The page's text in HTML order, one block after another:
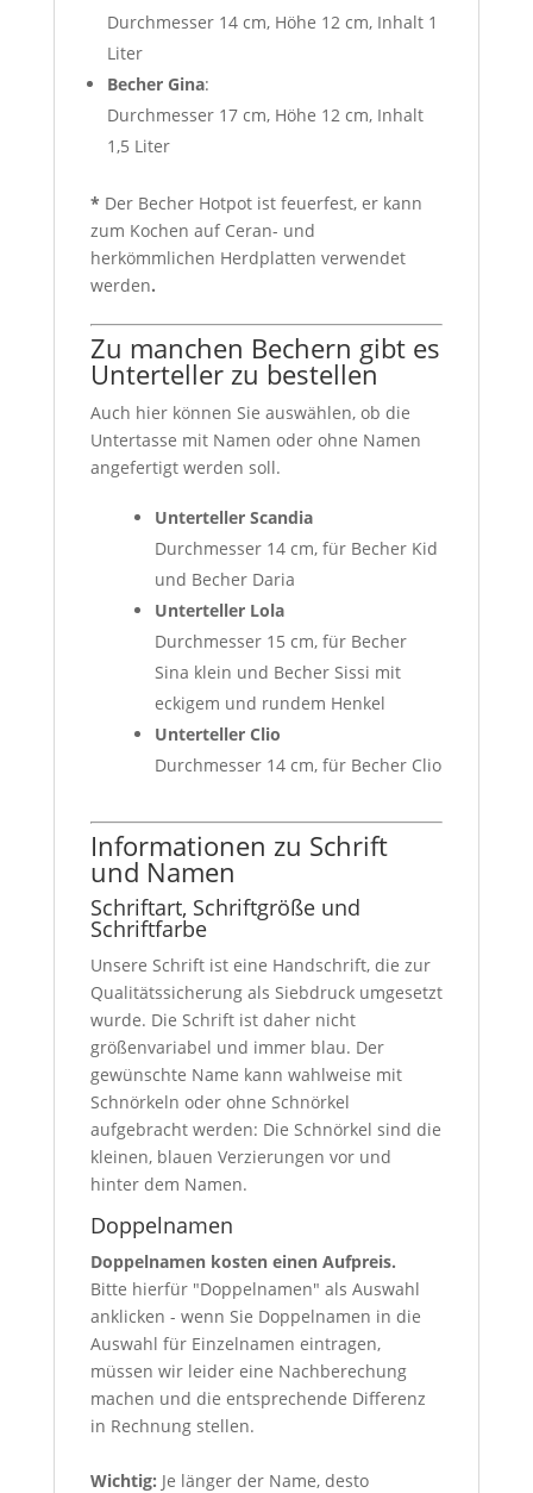
Durchmesser 14 cm, Höhe 12 cm, Inhalt 1
Liter
Becher Gina:
Durchmesser 17 cm, Höhe 12 cm, Inhalt
1,5 Liter
* Der Becher Hotpot ist feuerfest, er kann
zum Kochen auf Ceran- und
herkömmlichen Herdplatten verwendet
werden.
Zu manchen Bechern gibt es
Unterteller zu bestellen
Auch hier können Sie auswählen, ob die
Untertasse mit Namen oder ohne Namen
angefertigt werden soll.
Unterteller Scandia
Durchmesser 14 cm, für Becher Kid
und Becher Daria
Unterteller Lola
Durchmesser 15 cm, für Becher
Sina klein und Becher Sissi mit
eckigem und rundem Henkel
Unterteller Clio
Durchmesser 14 cm, für Becher Clio
Informationen zu Schrift
und Namen
Schriftart, Schriftgröße und
Schriftfarbe
Unsere Schrift ist eine Handschrift, die zur
Qualitätssicherung als Siebdruck umgesetzt
wurde. Die Schrift ist daher nicht
größenvariabel und immer blau. Der
gewünschte Name kann wahlweise mit
Schnörkeln oder ohne Schnörkel
aufgebracht werden: Die Schnörkel sind die
kleinen, blauen Verzierungen vor und
hinter dem Namen.
Doppelnamen
Doppelnamen kosten einen Aufpreis.
Bitte hierfür "Doppelnamen" als Auswahl
anklicken - wenn Sie Doppelnamen in die
Auswahl für Einzelnamen eintragen,
müssen wir leider eine Nachberechung
machen und die entsprechende Differenz
in Rechnung stellen.
Wichtig: Je länger der Name, desto